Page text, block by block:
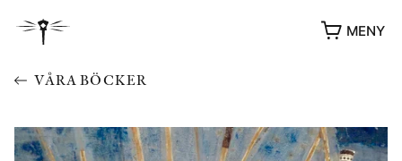
MENY
VÅRA BÖCKER